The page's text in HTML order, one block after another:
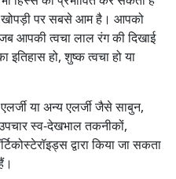
खोपड़ी पर सबसे आम है। आपको
आपकी त्वचा लाल रंग की दिखाई
इतिहास हो, शुष्क त्वचा हो या
या अन्य एलर्जी जैसे साबुन,
स्व-देखभाल तकनीकों,
द्वारा किया जा सकता